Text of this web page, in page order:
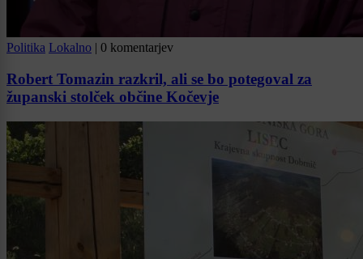
Politika Lokalno | 0 komentarjev
Robert Tomazin razkril, ali se bo potegoval za
županski stolček občine Kočevje